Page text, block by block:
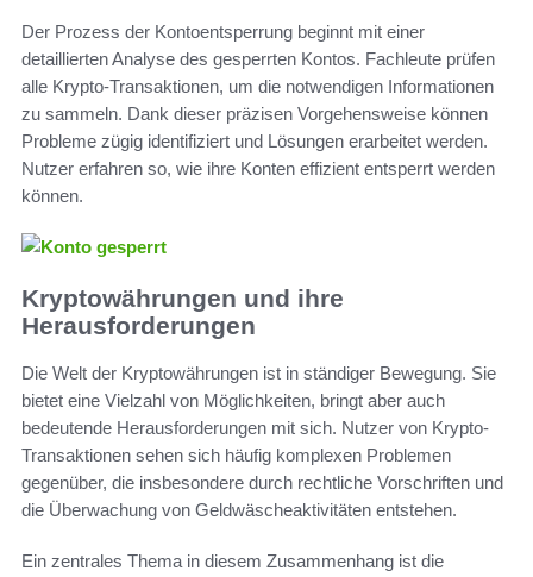
Der Prozess der Kontoentsperrung beginnt mit einer
detaillierten Analyse des gesperrten Kontos. Fachleute prüfen
alle Krypto-Transaktionen, um die notwendigen Informationen
zu sammeln. Dank dieser präzisen Vorgehensweise können
Probleme zügig identifiziert und Lösungen erarbeitet werden.
Nutzer erfahren so, wie ihre Konten effizient entsperrt werden
können.
Kryptowährungen und ihre
Herausforderungen
Die Welt der Kryptowährungen ist in ständiger Bewegung. Sie
bietet eine Vielzahl von Möglichkeiten, bringt aber auch
bedeutende Herausforderungen mit sich. Nutzer von Krypto-
Transaktionen sehen sich häufig komplexen Problemen
gegenüber, die insbesondere durch rechtliche Vorschriften und
die Überwachung von Geldwäscheaktivitäten entstehen.
Ein zentrales Thema in diesem Zusammenhang ist die